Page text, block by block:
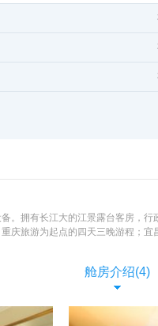
。拥有长江大的江景露台客房，
庆旅游为起点的四天三晚游程；
餐名人--美籍华人马丁.杨创办的菜
品位。阳光甲板能够360度全面欣
客人的生活习惯,秉承为游客提供高
舱房介绍(4)